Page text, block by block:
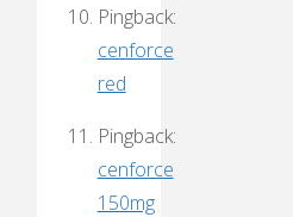
Pingback:
cenforce
red
Pingback:
cenforce
150mg